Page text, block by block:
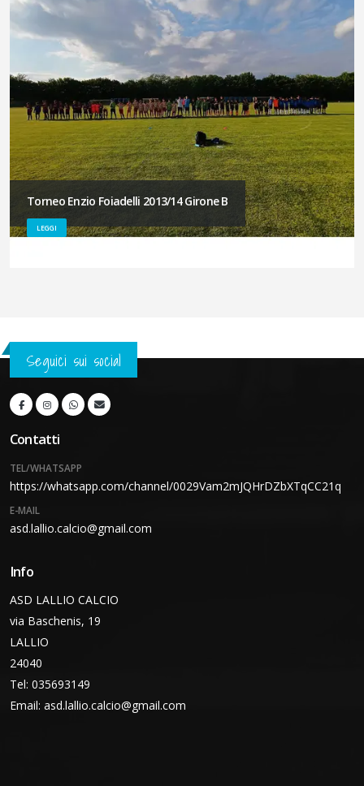
Torneo Enzio Foiadelli 2013/14 Girone B
LEGGI
Seguici sui social
Contatti
TEL/WHATSAPP
https://whatsapp.com/channel/0029Vam2mJQHrDZbXTqCC21q
E-MAIL
asd.lallio.calcio@gmail.com
Info
ASD LALLIO CALCIO
via Baschenis, 19
LALLIO
24040
Tel: 035693149
Email: asd.lallio.calcio@gmail.com